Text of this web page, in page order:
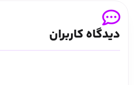
دیدگاه کاربران